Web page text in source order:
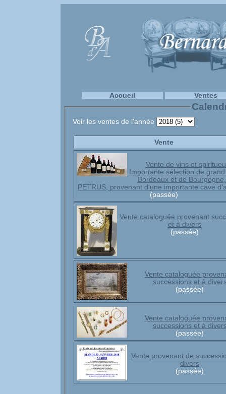
Accueil Ventes
Voir les ventes de l'année
Vente
Vente de vins et
Importante sélection de
Bordeaux et de
PETRUS, provenant d'une importante cave
(passée)
Vente cataloguée provenant
et à divers
(passée)
Vente cataloguée
successions et à
(passée)
Vente cataloguée
successions et à
(passée)
Vente provenant de
divers
(passée)